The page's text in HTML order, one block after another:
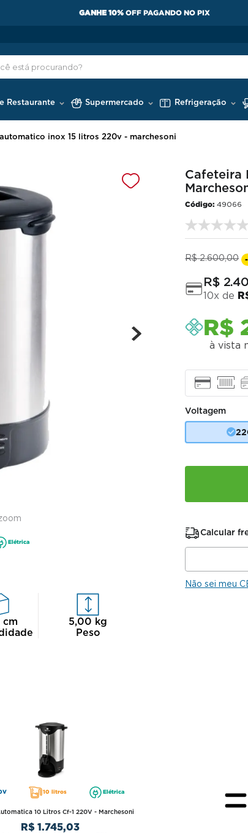
GANHE 10% OFF PAGANDO NO PIX
Restaurante Supermercado Refrigeração
inox 15 litros 220v - marchesoni
Elétrica
cm
5,00 kg
Peso
Cafeteira
49066
R$ 2.600,00 -
R$ 2.
10x de
R$
à vista
Voltagem
Calcular
Não sei meu
10 litros Elétrica
10 Litros Cf-1 220V - Marchesoni
R$ 1 .745,03